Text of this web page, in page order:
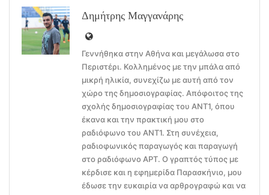
Δημήτρης Μαγγανάρης
Γεννήθηκα στην Αθήνα και μεγάλωσα στο
Περιστέρι. Κολλημένος με την μπάλα από
μικρή ηλικία, συνεχίζω με αυτή από τον
χώρο της δημοσιογραφίας. Απόφοιτος της
σχολής δημοσιογραφίας του ΑΝΤ1, όπου
έκανα και την πρακτική μου στο
ραδιόφωνο του ΑΝΤ1. Στη συνέχεια,
ραδιοφωνικός παραγωγός και παραγωγή
στο ραδιόφωνο ΑΡΤ. Ο γραπτός τύπος με
κέρδισε και η εφημερίδα Παρασκήνιο, μου
έδωσε την ευκαιρία να αρθρογραφώ και να